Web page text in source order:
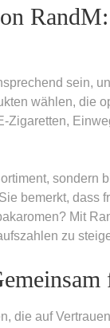
sein,
wählen, die
Zigaretten,
sondern
bemerkt, dass
Mit
zu
die auf